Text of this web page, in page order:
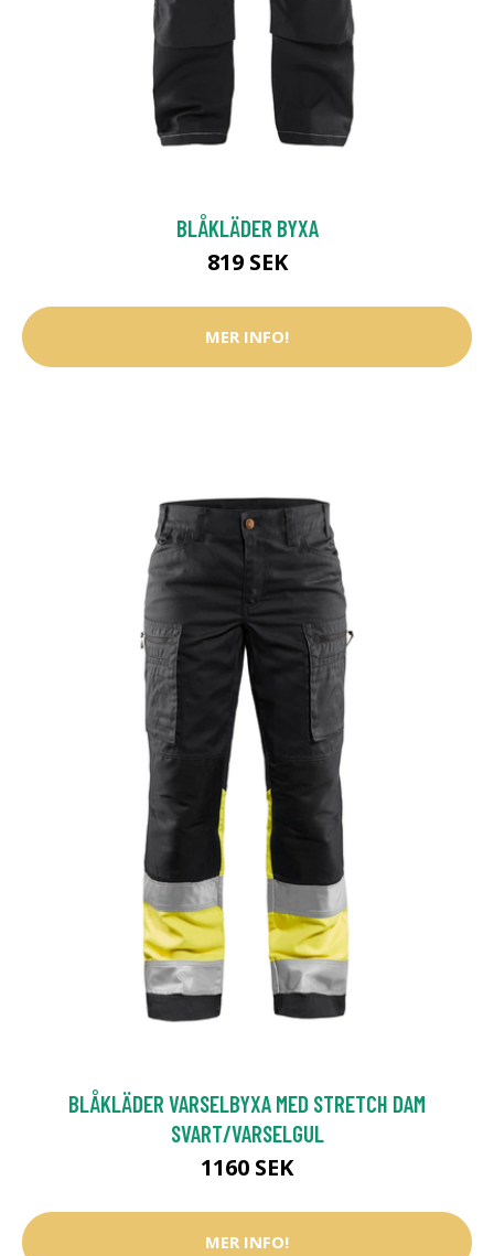
BLÅKLÄDER BYXA
819 SEK
MER INFO!
BLÅKLÄDER VARSELBYXA MED STRETCH DAM
SVART/VARSELGUL
1160 SEK
MER INFO!